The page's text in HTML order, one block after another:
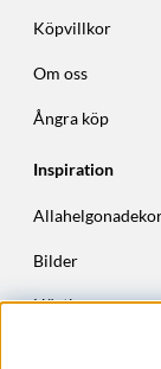
Köpvillkor
Om oss
Ångra köp
Inspiration
Bilder
Höstkransar